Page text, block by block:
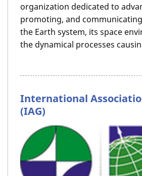
organization dedicated to
promoting, and
the Earth system, its space
the dynamical processes
International
(IAG)